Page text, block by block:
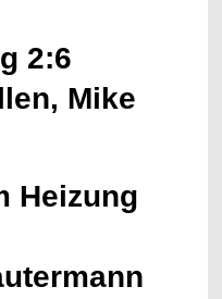
2:6
Mike
Heizung